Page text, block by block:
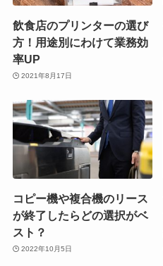
飲食店のプリンターの選び
方！用途別にわけて業務効
率UP
2021年8月17日
コピー機や複合機のリース
が終了したらどの選択がベ
スト？
2022年10月5日